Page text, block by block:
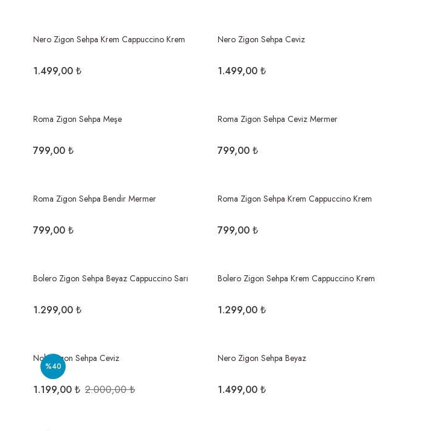
Nero Zigon Sehpa Krem Cappuccino Krem
1.499,00 ₺
Nero Zigon Sehpa Ceviz
1.499,00 ₺
Roma Zigon Sehpa Meşe
799,00 ₺
Roma Zigon Sehpa Ceviz Mermer
799,00 ₺
Roma Zigon Sehpa Bendir Mermer
799,00 ₺
Roma Zigon Sehpa Krem Cappuccino Krem
799,00 ₺
Bolero Zigon Sehpa Beyaz Cappuccino Sarı
1.299,00 ₺
Bolero Zigon Sehpa Krem Cappuccino Krem
1.299,00 ₺
%40
Nola Zigon Sehpa Ceviz
1.199,00 ₺ 2.000,00 ₺
Nero Zigon Sehpa Beyaz
1.499,00 ₺